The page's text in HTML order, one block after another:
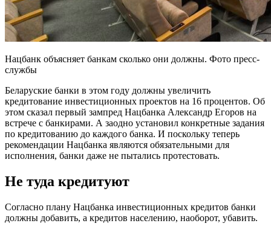
Нацбанк объясняет банкам сколько они должны. Фото пресс-
службы
Беларуские банки в этом году должны увеличить
кредитование инвестиционных проектов на 16 процентов. Об
этом сказал первый зампред Нацбанка Александр Егоров на
встрече с банкирами. А заодно установил конкретные задания
по кредитованию до каждого банка. И поскольку теперь
рекомендации Нацбанка являются обязательными для
исполнения, банки даже не пытались протестовать.
Не туда кредитуют
Согласно плану Нацбанка инвестиционных кредитов банки
должны добавить, а кредитов населению, наоборот, убавить.